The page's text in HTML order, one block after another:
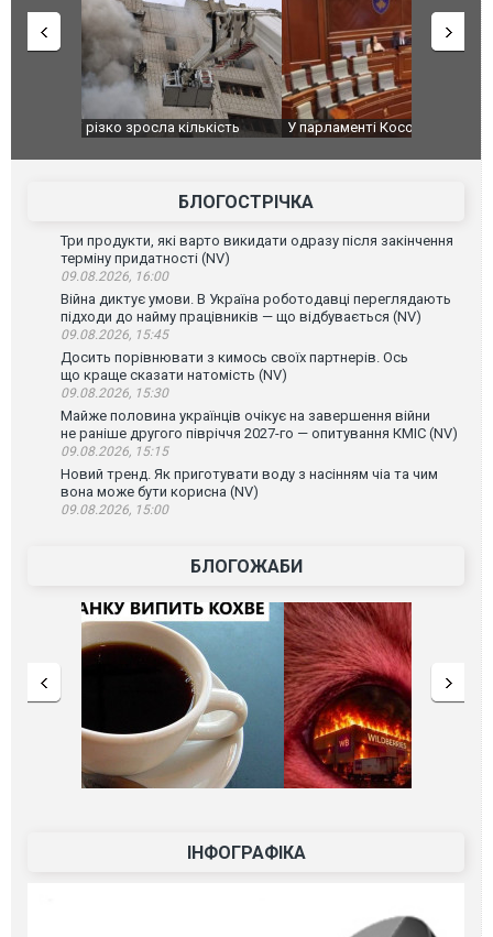
У парламенті Косово прем'єра закидали яйцями
Приїхав
до
зіркового
БЛОГОСТРІЧКА
Три продукти, які варто викидати одразу після закінчення
терміну придатності (NV)
09.08.2026, 16:00
Війна диктує умови. В Україна роботодавці переглядають
підходи до найму працівників — що відбувається (NV)
09.08.2026, 15:45
Досить порівнювати з кимось своїх партнерів. Ось
що краще сказати натомість (NV)
09.08.2026, 15:30
Майже половина українців очікує на завершення війни
не раніше другого півріччя 2027-го — опитування КМІС (NV)
09.08.2026, 15:15
Новий тренд. Як приготувати воду з насінням чіа та чим
вона може бути корисна (NV)
09.08.2026, 15:00
БЛОГОЖАБИ
ІНФОГРАФІКА